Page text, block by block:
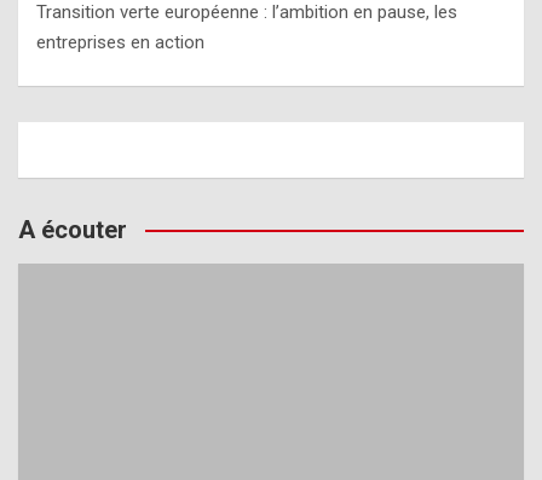
Transition verte européenne : l’ambition en pause, les
entreprises en action
A écouter